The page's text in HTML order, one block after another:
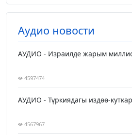
Аудио новости
АУДИО - Израилде жарым
4597474
АУДИО - Түркиядагы издөө-
4567967